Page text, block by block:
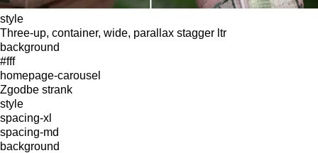
style
Three-up, container, wide, parallax stagger ltr
background
#fff
homepage-carousel
Zgodbe strank
style
spacing-xl
spacing-md
background